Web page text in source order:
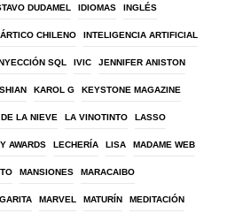
DUDAMEL IDIOMAS INGLÉS
CHILENO INTELIGENCIA ARTIFICIAL
SQL IVIC JENNIFER ANISTON
KAROL G KEYSTONE MAGAZINE
LA NIEVE LA VINOTINTO LASSO
AWARDS LECHERÍA LISA MADAME WEB
MANSIONES MARACAIBO
MARVEL MATURÍN MEDITACIÓN